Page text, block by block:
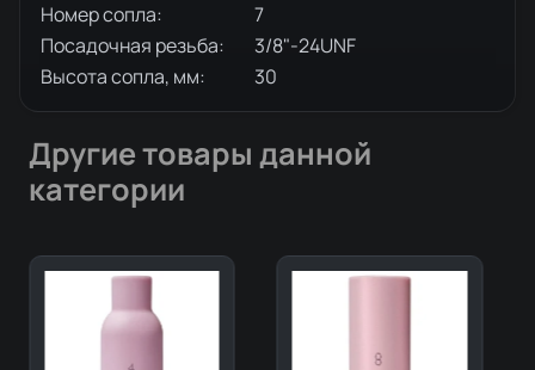
Номер сопла:
7
Посадочная резьба:
3/8"-24UNF
Высота сопла, мм:
30
Другие товары данной
категории